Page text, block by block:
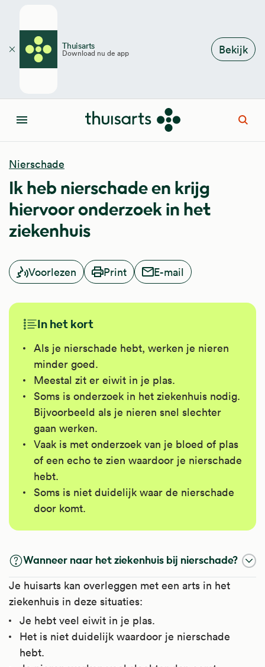
Thuisarts
Download nu de app Bekijk
Sluiten
Menu
Nierschade
Ik heb nierschade en krijg
hiervoor onderzoek in het
ziekenhuis
Voorlezen Print E-mail
In het kort
Als je nierschade hebt, werken je nieren
minder goed.
Meestal zit er eiwit in je plas.
Soms is onderzoek in het ziekenhuis nodig.
Bijvoorbeeld als je nieren snel slechter
gaan werken.
Vaak is met onderzoek van je bloed of plas
of een echo te zien waardoor je nierschade
hebt.
Soms is niet duidelijk waar de nierschade
door komt.
Wanneer naar het ziekenhuis bij nierschade?
Je huisarts kan overleggen met een arts in het
ziekenhuis in deze situaties:
Je hebt veel eiwit in je plas.
Het is niet duidelijk waardoor je nierschade
hebt.